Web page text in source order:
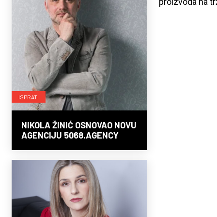
ISPRATI
NIKOLA ŽINIĆ OSNOVAO NOVU
AGENCIJU 5068.AGENCY